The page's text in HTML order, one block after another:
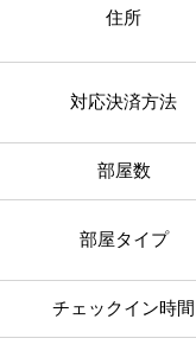
住所
対応決済方法
部屋数
部屋タイプ
チェックイン時間